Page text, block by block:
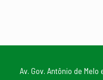
Av. Gov. Antônio de